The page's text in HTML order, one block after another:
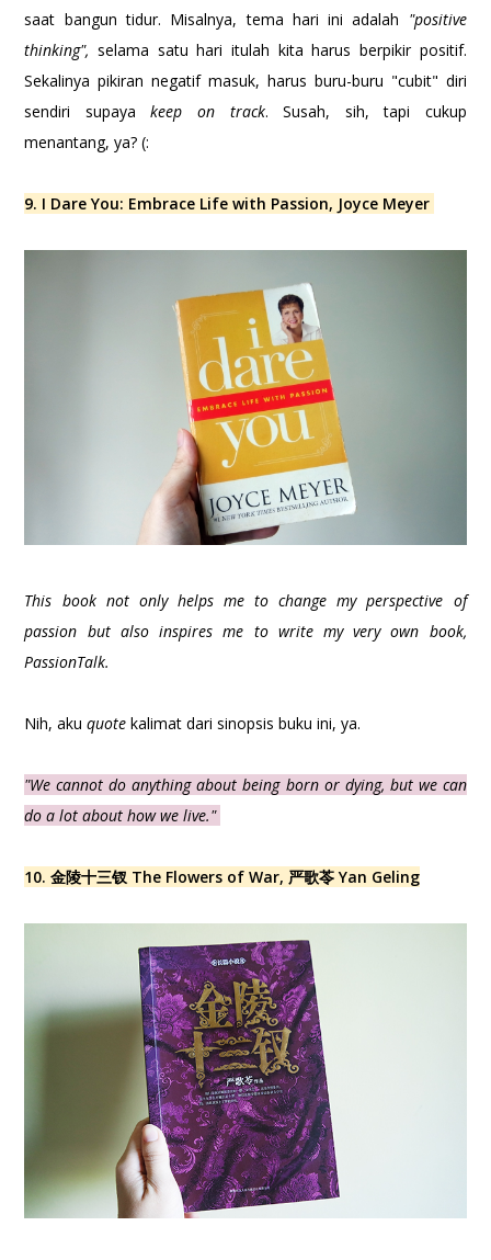
saat bangun tidur. Misalnya, tema hari ini adalah "positive
thinking",selama satu hari itulah kita harus berpikir positif.
Sekalinya pikiran negatif masuk, harus buru-buru "cubit" diri
sendiri supayakeep on track. Susah, sih, tapi cukup
menantang, ya? (:
9. I Dare You: Embrace Life with Passion, Joyce Meyer
This book not only helps me to change my perspective of
passion but also inspires me to write my very own book,
PassionTalk.
Nih, akuquotekalimat dari sinopsis buku ini, ya.
"We cannot do anything about being born or dying, but we can
do a lot about how we live."
10.金陵十三钗 The Flowers of War, 严歌苓 Yan Geling